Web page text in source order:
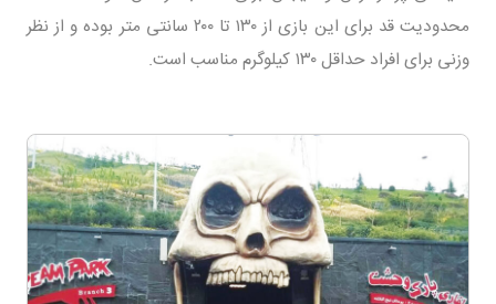
محدودیت قد برای این بازی از ۱۳۰ تا ۲۰۰ سانتی متر بوده و از نظر
وزنی برای افراد حداقل ۱۳۰ کیلوگرم مناسب است.